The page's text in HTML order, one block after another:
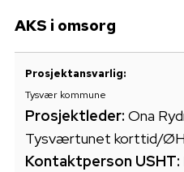
AKS i omsorg
Prosjektansvarlig:
Tysvær kommune
Prosjektleder: Ona
Tysværtunet korttid/
Kontaktperson USHT: